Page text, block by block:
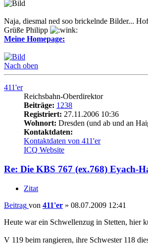
Naja, diesmal ned soo brickelnde Bilder...
Grüße Philipp
Meine Homepage:
Nach oben
411'er
Reichsbahn-Oberdirektor
Beiträge: 1238
Registriert: 27.11.2006 10:36
Wohnort: Dresden (und ab und an
Kontaktdaten:
Kontaktdaten von 411'er
ICQ Website
Re: Die KBS 767 (ex.768) Eyach-
Zitat
Beitrag von 411'er » 08.07.2009 12:41
Heute war ein Schwellenzug in Stetten, hier
V 119 beim rangieren, ihre Schwester 118